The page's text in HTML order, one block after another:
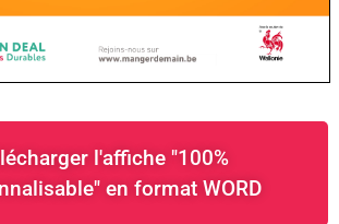
l'affiche "100%
en format WORD